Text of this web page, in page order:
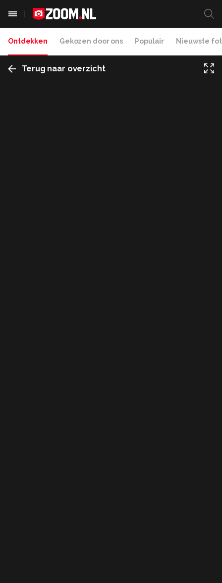
Ontdekken Gekozen door ons Populair Nieuwste
Terug naar overzicht